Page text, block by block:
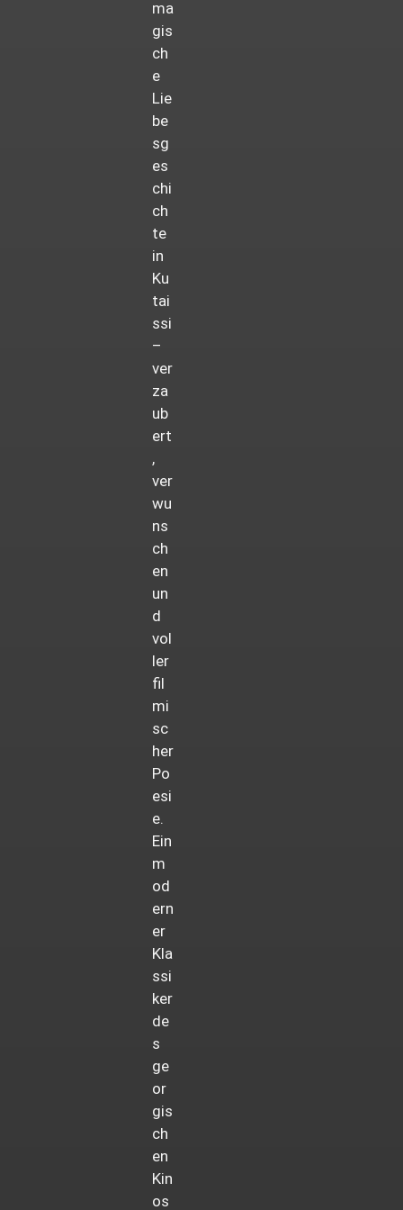
ma
gis
ch
e
Lie
be
sg
es
chi
ch
te
in
Ku
tai
ssi
–
ver
za
ub
ert
,
ver
wu
ns
ch
en
un
d
vol
ler
fil
mi
sc
her
Po
esi
e.
Ein
m
od
ern
er
Kla
ssi
ker
de
s
ge
or
gis
ch
en
Kin
os